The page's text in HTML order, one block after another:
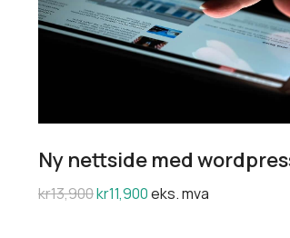
Ny nettside med
kr13,900kr11,900eks. mva